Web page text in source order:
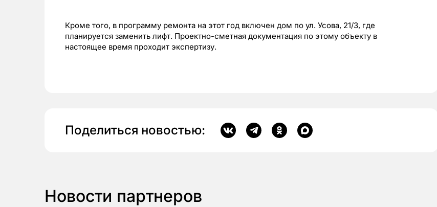
Кроме того, в программу ремонта на этот год включен дом по ул. Усова, 21/3, где
планируется заменить лифт. Проектно-сметная документация по этому объекту в
настоящее время проходит экспертизу.
Поделиться новостью:
Новости партнеров